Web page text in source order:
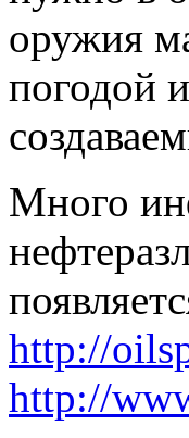
оружия
погодой
Много
http://
http://